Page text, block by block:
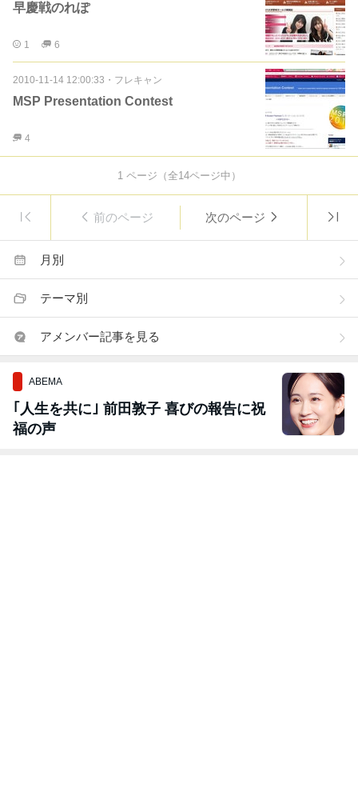
早慶戦のれぽ
1 6
2010-11-14 12:00:33 ・ フレキャン
MSP Presentation Contest
4
1ページ（全14ページ中）
前のページ 次のページ
月別
テーマ別
アメンバー記事を見る
ABEMA
｢人生を共に｣ 前田敦子 喜びの報告に祝
福の声